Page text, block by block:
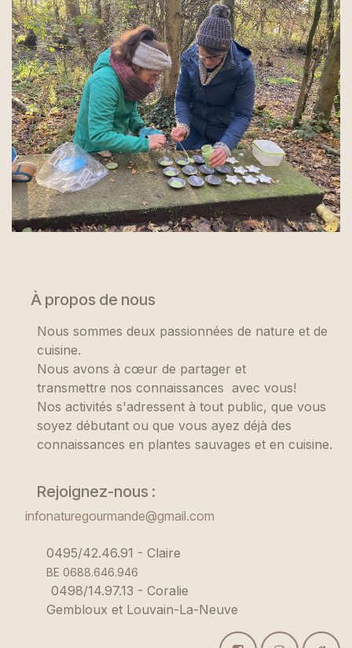
À propos de nous
Nous sommes deux passionnées de nature et de
cuisine.
Nous avons à cœur de partager et
transmettre nos connaissances avec vous!
Nos activités s'adressent à tout public, que vous
soyez débutant ou que vous ayez déjà des
connaissances en plantes sauvages et en cuisine.
Rejoignez-nous :
infonaturegourmande@gmail.com
0495/42.46.91 - Claire
BE 0688.646.946
0498/14.97.13 - Coralie
Gembloux et Louvain-La-Neuve